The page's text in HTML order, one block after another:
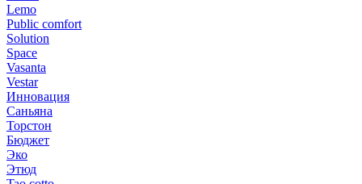
Lemo
Public comfort
Solution
Space
Vasanta
Vestar
Инновация
Саньяна
Торстон
Бюджет
Эко
Этюд